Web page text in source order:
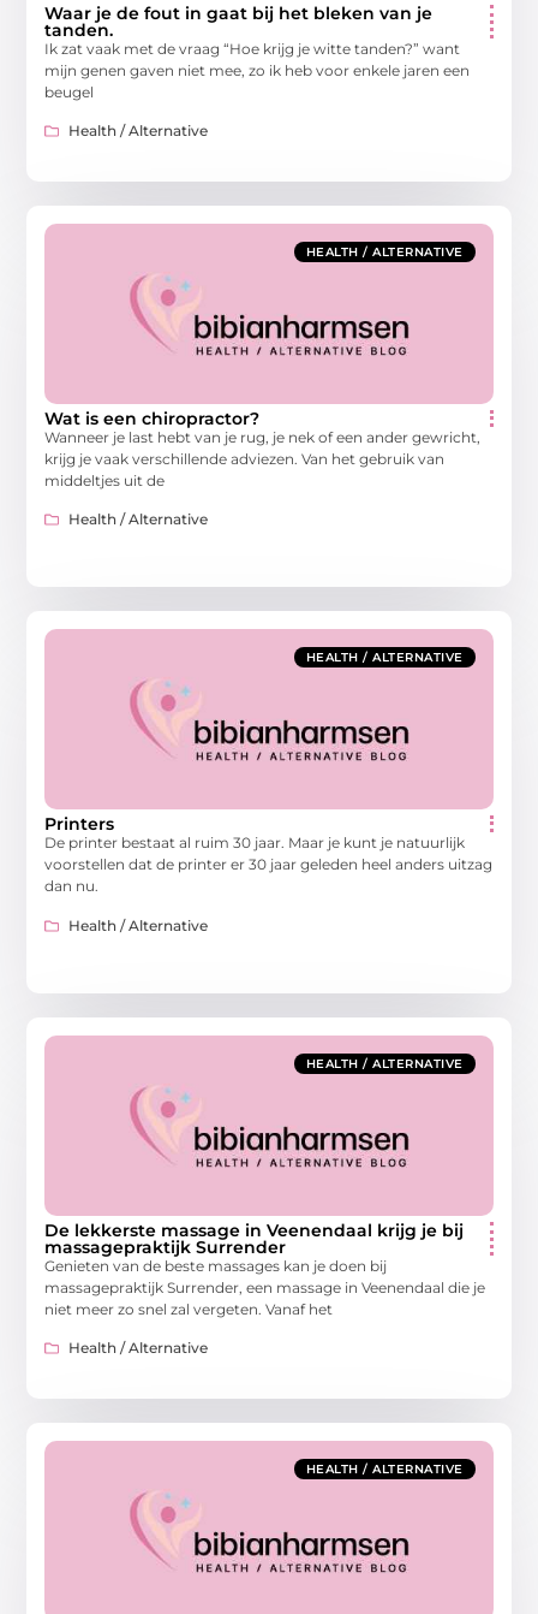
Waar je de fout in gaat bij het bleken van je
tanden.
Ik zat vaak met de vraag “Hoe krijg je witte tanden?” want
mijn genen gaven niet mee, zo ik heb voor enkele jaren een
beugel
Health / Alternative
HEALTH / ALTERNATIVE
Wat is een chiropractor?
Wanneer je last hebt van je rug, je nek of een ander gewricht,
krijg je vaak verschillende adviezen. Van het gebruik van
middeltjes uit de
Health / Alternative
HEALTH / ALTERNATIVE
Printers
De printer bestaat al ruim 30 jaar. Maar je kunt je natuurlijk
voorstellen dat de printer er 30 jaar geleden heel anders uitzag
dan nu.
Health / Alternative
HEALTH / ALTERNATIVE
De lekkerste massage in Veenendaal krijg je bij
massagepraktijk Surrender
Genieten van de beste massages kan je doen bij
massagepraktijk Surrender, een massage in Veenendaal die je
niet meer zo snel zal vergeten. Vanaf het
Health / Alternative
HEALTH / ALTERNATIVE